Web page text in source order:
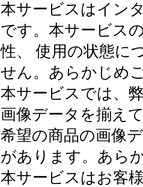
本サービスはイン
です。本サービス
性、 使用の状態に
せん。あらかじめ
本サービスでは、
画像データを揃え
希望の商品の画像
があります。あら
本サービスはお客